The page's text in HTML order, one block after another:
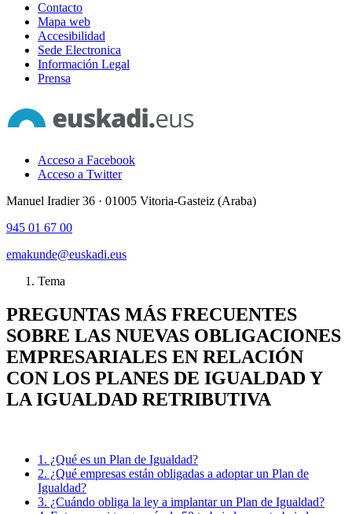
Contacto
Mapa web
Accesibilidad
Sede Electronica
Información Legal
Prensa
Acceso a Facebook
Acceso a Twitter
Manuel Iradier 36 · 01005 Vitoria-Gasteiz (Araba)
945 01 67 00
emakunde@euskadi.eus
Tema
PREGUNTAS MÁS FRECUENTES
SOBRE LAS NUEVAS OBLIGACIONES
EMPRESARIALES EN RELACIÓN
CON LOS PLANES DE IGUALDAD Y
LA IGUALDAD RETRIBUTIVA
1. ¿Qué es un Plan de Igualdad?
2. ¿Qué empresas están obligadas a adoptar un Plan de
Igualdad?
3. ¿Cuándo obliga la ley a implantar un Plan de Igualdad?